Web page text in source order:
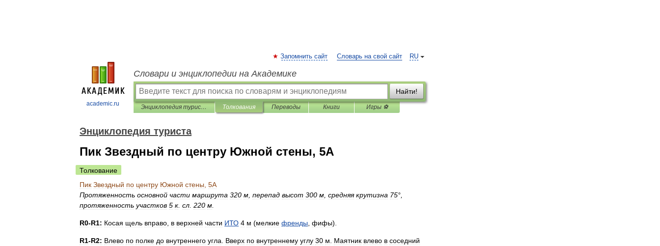
academic.ru
RU
Запомнить сайт Словарь на свой сайт
Словари и энциклопедии на Академике
Найти!
Энциклопедия туриста Толкования Переводы Книги Игры ⚽
Энциклопедия туриста
Пик Звездный по центру Южной стены, 5А
Толкование
Пик Звездный по центру Южной стены 5А
Протяженность основной части маршрута 320 м перепад высот 300 м средняя крутизна 75°,
протяженность участков 5 к сл 220 м
R0-R1: Косая щель вправо в верхней части ИТО 4 м (мелкие френды фифы).
R1-R2: Влево по полке до внутреннего угла Вверх по внутреннему углу 30 м Маятник влево в соседний